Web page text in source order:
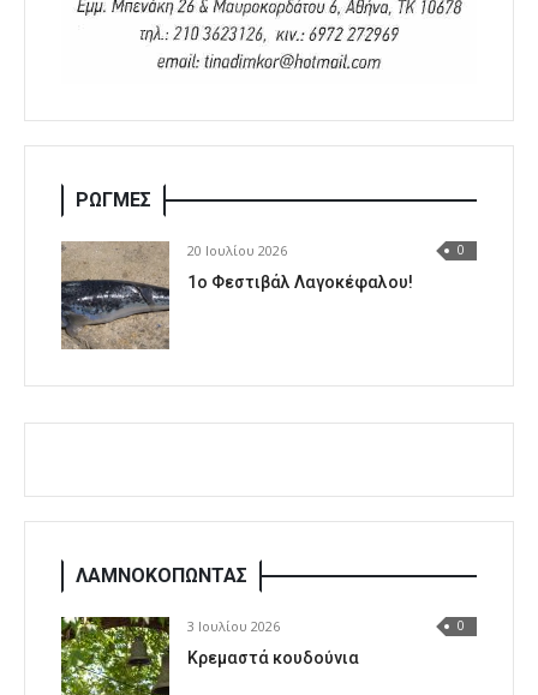
ΡΩΓΜΕΣ
20 Ιουλίου 2026 0
1o Φεστιβάλ Λαγοκέφαλου!
ΛΑΜΝΟΚΟΠΩΝΤΑΣ
3 Ιουλίου 2026 0
Κρεμαστά κουδούνια